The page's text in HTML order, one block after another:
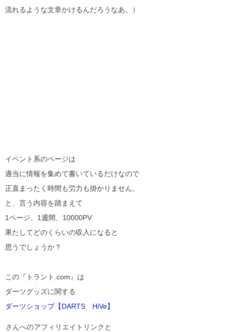
流れるような文章かけるんだろうなあ。）
イベント系のページは
適当に情報を集めて書いているだけなので
正直まったく時間も労力も掛かりません。
と、言う内容を踏まえて
1ページ、1週間、10000PV
果たしてどのくらいの収入になると
思うでしょうか？
この『トラント.com』は
ダーツグッズに関する
ダーツショップ【DARTS HiVe】
さんへのアフィリエイトリンクと